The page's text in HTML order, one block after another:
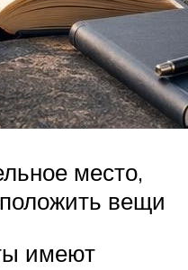
место,
вещи
имеют